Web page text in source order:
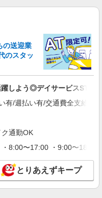
サポート／小規模デイ
度あり
円 ＜日払い有/週払い有/交
詳細を見る
働き方が叶う有料住宅のス
央区
円 ＜日払い有/週払い有/交
代含む)＞
の送迎業
のスタッ
しよう◎デイサービスSTAFF
/週払い有/交通費全支給(ガ
通勤OK
・8:00〜17:00 ・9:00〜
とりあえずキープ